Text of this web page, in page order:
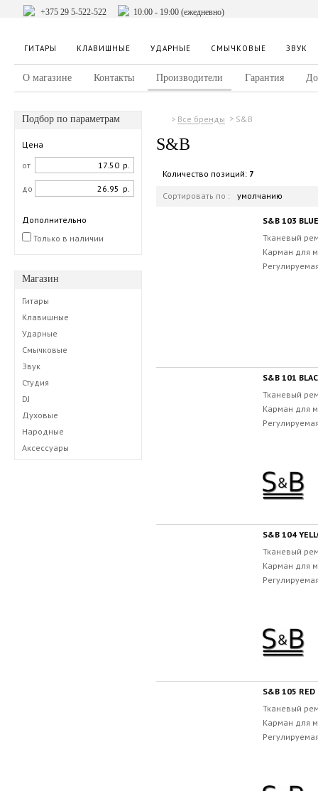
+375 29 5-522-522 10:00 - 19:00 (ежедневно)
ГИТАРЫ КЛАВИШНЫЕ УДАРНЫЕ СМЫЧКОВЫЕ ЗВУК
О магазине Контакты Производители Гарантия
Подбор по параметрам
Цена
от
р.
до р.
Дополнительно
Только в наличии
Магазин
Гитары
Клавишные
Ударные
Смычковые
Звук
Студия
DJ
Духовые
Народные
Аксессуары
Все бренды S&B
S&B
Количество позиций: 7
Сортировать по : умолчанию
S&B 103 BLUE
Тканевый
Карман для
S&B 101
Тканевый
Карман для
S&B 104
Тканевый
Карман для
S&B 105 RED
Тканевый
Карман для